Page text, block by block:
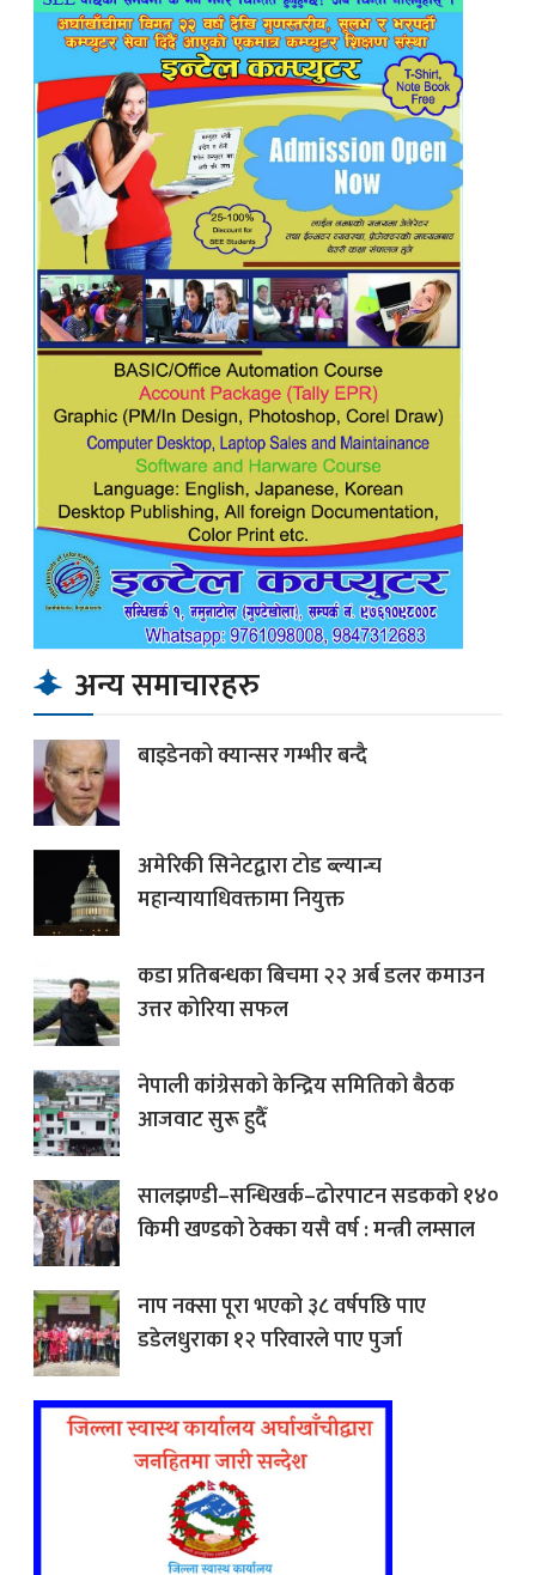
अन्य समाचारहरु
बाइडेनको क्यान्सर गम्भीर बन्दै
अमेरिकी सिनेटद्वारा टोड ब्ल्यान्च
महान्यायाधिवक्तामा नियुक्त
कडा प्रतिबन्धका बिचमा २२ अर्ब डलर कमाउन
उत्तर कोरिया सफल
नेपाली कांग्रेसको केन्द्रिय समितिको बैठक
आजवाट सुरू हुदैँ
सालझण्डी–सन्धिखर्क–ढोरपाटन सडकको १४०
किमी खण्डको ठेक्का यसै वर्ष : मन्त्री लम्साल
नाप नक्सा पूरा भएको ३८ वर्षपछि पाए
डडेलधुराका १२ परिवारले पाए पुर्जा